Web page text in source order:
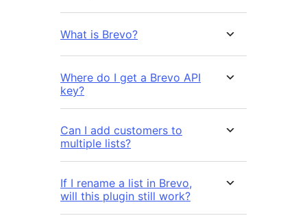
What is Brevo?
Where do I get a Brevo API
key?
Can I add customers to
multiple lists?
If I rename a list in Brevo,
will this plugin still work?